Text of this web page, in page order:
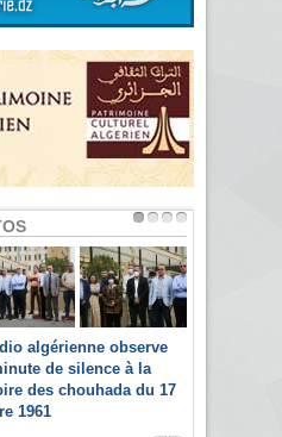
algérienne observe
de silence à la
des chouhada du 17
1961